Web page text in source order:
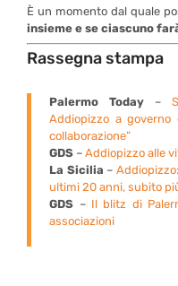
È un momento dal quale
insieme e se ciascuno
Rassegna stampa
Palermo Today –
Addiopizzo a
collaborazione”
GDS –Addiopizzo alle
La Sicilia –
ultimi 20 anni, subito
GDS – Il blitz di
associazioni